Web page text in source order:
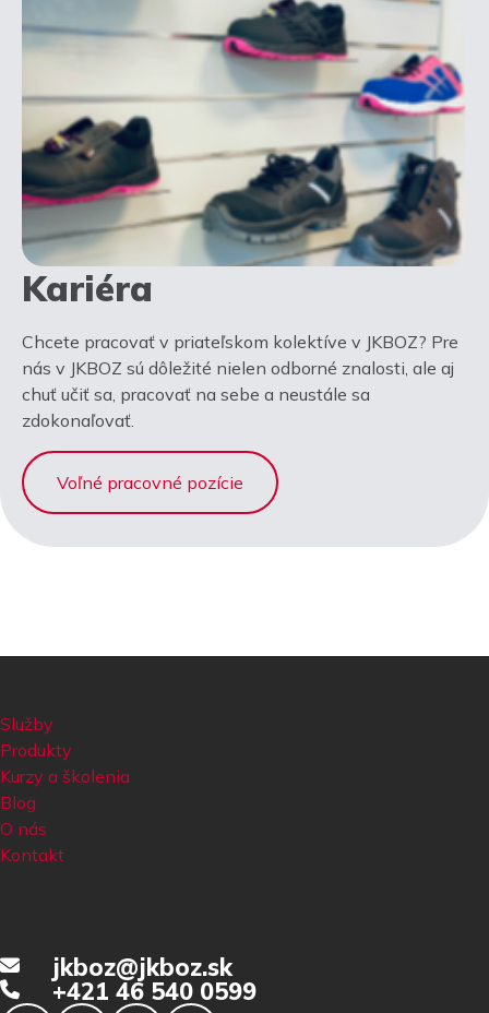
Kariéra
Chcete pracovať v priateľskom kolektíve v JKBOZ? Pre
nás v JKBOZ sú dôležité nielen odborné znalosti, ale aj
chuť učiť sa, pracovať na sebe a neustále sa
zdokonaľovať.
Voľné pracovné pozície
Služby
Produkty
Kurzy a školenia
Blog
O nás
Kontakt
jkboz@jkboz.sk
+421 46 540 0599